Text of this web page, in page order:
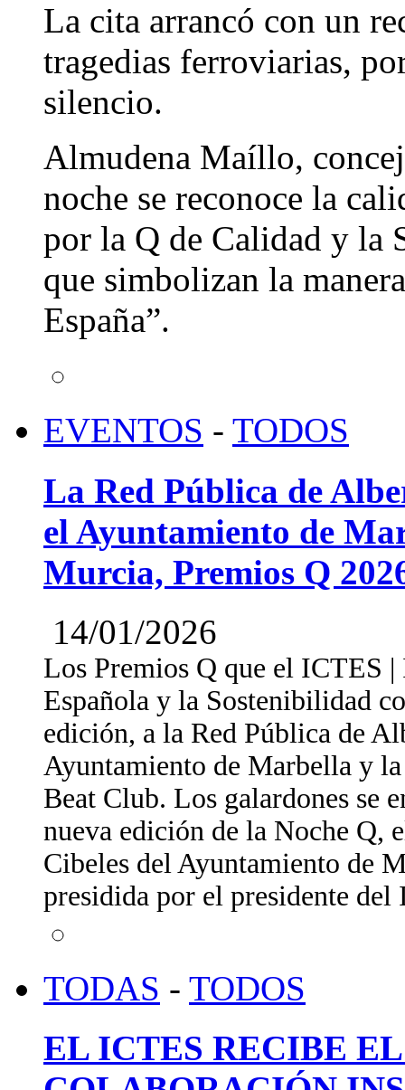
La cita arrancó con un
tragedias ferroviarias,
silencio.
Almudena Maíllo,
noche se reconoce la
por la Q de Calidad y la
que simbolizan la
España”.
EVENTOS - TODOS
La Red Pública de
el Ayuntamiento de
Murcia, Premios Q
14/01/2026
Los Premios Q que el ICTES
Española y la Sostenibilidad
edición, a la Red Pública de
Ayuntamiento de Marbella y
Beat Club. Los galardones se
nueva edición de la Noche Q,
Cibeles del Ayuntamiento de
presidida por el presidente
TODAS - TODOS
EL ICTES RECIBE